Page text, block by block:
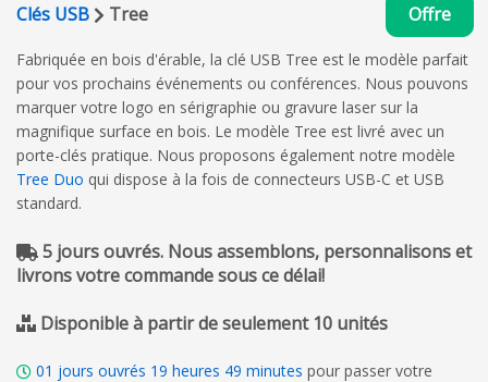
Clés USB Tree Offre
Fabriquée en bois d'érable, la clé USB Tree est le modèle parfait
pour vos prochains événements ou conférences. Nous pouvons
marquer votre logo en sérigraphie ou gravure laser sur la
magnifique surface en bois. Le modèle Tree est livré avec un
porte-clés pratique. Nous proposons également notre modèle
Tree Duo qui dispose à la fois de connecteurs USB-C et USB
standard.
5 jours ouvrés. Nous assemblons, personnalisons et
livrons votre commande sous ce délai!
Disponible à partir de seulement 10 unités
01 jours ouvrés 19 heures 49 minutes pour passer votre